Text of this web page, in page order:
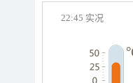
22:45 实况